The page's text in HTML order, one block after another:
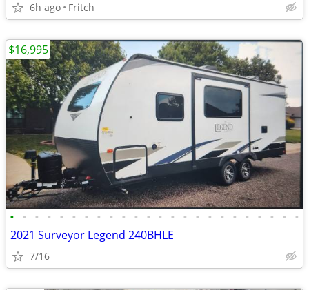
6h ago Fritch
• • • • • • • • • • • • • • • • • • • • • • • •
2021 Surveyor Legend 240BHLE
7/16
$16,995